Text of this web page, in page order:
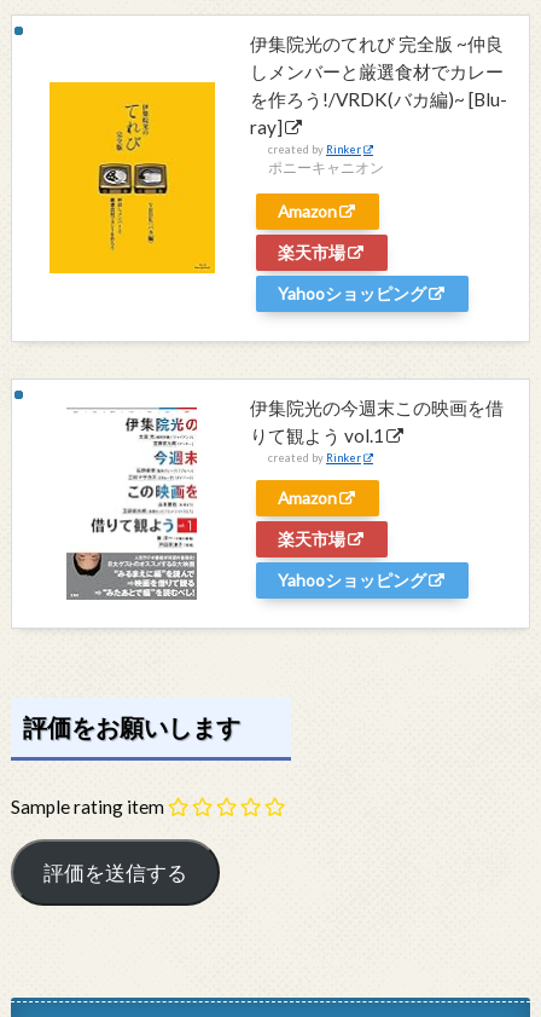
伊集院光のてれび 完全版 ~仲良
しメンバーと厳選食材でカレー
を作ろう!/VRDK(バカ編)~ [Blu-
ray]
created by Rinker
ポニーキャニオン
Amazon
楽天市場
Yahooショッピング
伊集院光の今週末この映画を借
りて観よう vol.1
created by Rinker
Amazon
楽天市場
Yahooショッピング
評価をお願いします
Sample rating item